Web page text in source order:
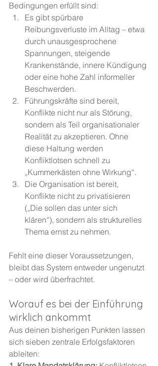
Bedingungen erfüllt sind:
Es gibt spürbare
Reibungsverluste im Alltag – etwa
durch unausgesprochene
Spannungen, steigende
Krankenstände, innere Kündigung
oder eine hohe Zahl informeller
Beschwerden.
Führungskräfte sind bereit,
Konflikte nicht nur als Störung,
sondern als Teil organisationaler
Realität zu akzeptieren. Ohne
diese Haltung werden
Konfliktlotsen schnell zu
„Kummerkästen ohne Wirkung“.
Die Organisation ist bereit,
Konflikte nicht zu privatisieren
(„Die sollen das unter sich
klären“), sondern als strukturelles
Thema ernst zu nehmen.
Fehlt eine dieser Voraussetzungen,
bleibt das System entweder ungenutzt
– oder wird überfrachtet.
Worauf es bei der Einführung
wirklich ankommt
Aus deinen bisherigen Punkten lassen
sich sieben zentrale Erfolgsfaktoren
ableiten: